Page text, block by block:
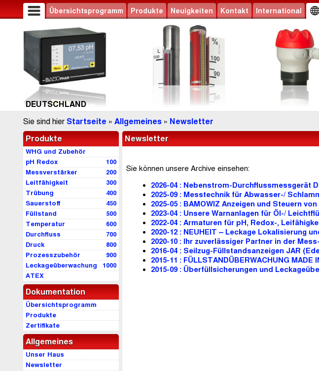
Übersichtsprogramm Produkte Neuigkeiten Kontakt International
DEUTSCHLAND
Sie sind hier Startseite » Allgemeines » Newsletter
Produkte
WHG und Zubehör
100
pH Redox
200
Messverstärker
300
Leitfähigkeit
400
Trübung
450
Sauerstoff
500
Füllstand
600
Temperatur
700
Durchfluss
800
Druck
900
Prozesszubehör
1000
Leckageüberwachung
ATEX
Dokumentation
Übersichtsprogramm
Produkte
Zertifikate
Allgemeines
Unser Haus
Newsletter
Newsletter
Sie können unsere Archive einsehen:
2026-04 : Nebenstrom-Durchflussmessgerät
2025-09 : Messtechnik für Abwasser-/
2025-05 : BAMOWIZ Anzeigen und Steuern
2023-04 : Unsere Warnanlagen für Öl-/
2022-04 : Armaturen für pH, Redox-,
2020-12 : NEUHEIT – Leckage Lokalisierung
2020-10 : Ihr zuverlässiger Partner in der
2016-04 : Seilzug-Füllstandsanzeigen JAR
2015-11 : FÜLLSTANDÜBERWACHUNG MADE
2015-09 : Überfüllsicherungen und